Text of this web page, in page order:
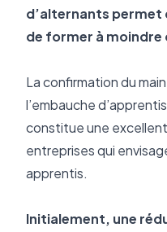
d’alternants permet
de former à moindre
La confirmation du
l’embauche
constitue une
entreprises qui
apprentis.
Initialement, une